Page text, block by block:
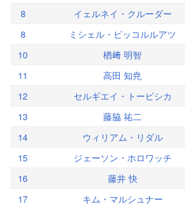
8
イェルネイ・クルーダー
8
ミシェル・ピッコルルアツ
10
楢﨑 明智
11
高田 知尭
12
セルギエイ・トーピシカ
13
藤脇 祐二
14
ウィリアム・リダル
15
ジェーソン・ホロワッチ
16
藤井 快
17
キム・マルシュナー